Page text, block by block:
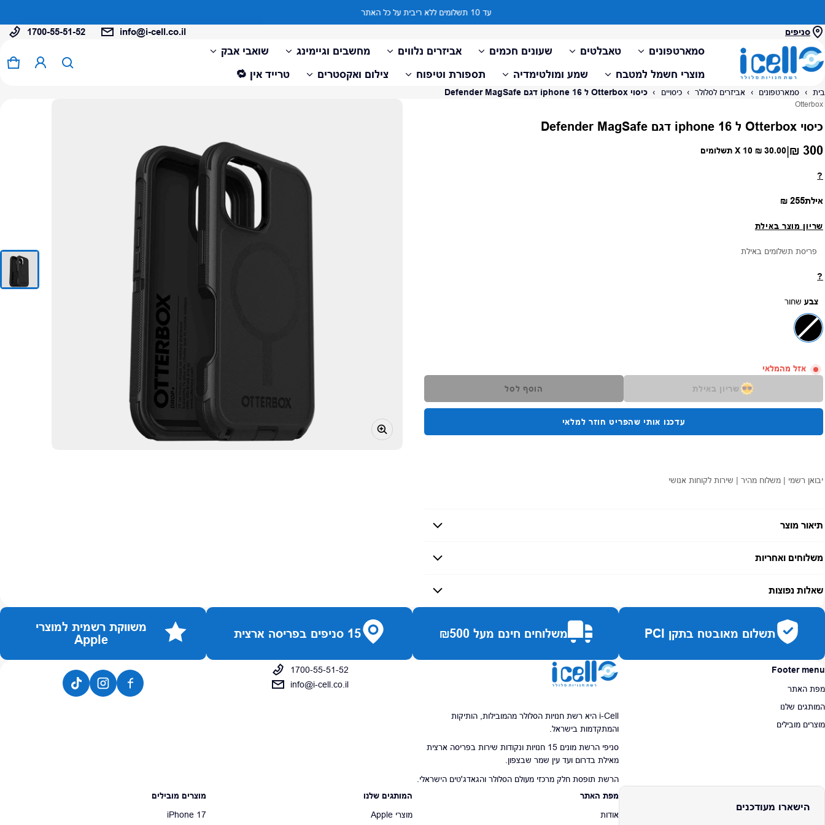
עד 10 תשלומים ללא ריבית על כל האתר
סניפים 1700-55-51-52 info@i-cell.co.il
סמארטפונים טאבלטים שעונים חכמים אביזרים נלווים מחשבים וגיימינג
שואבי אבק
מוצרי חשמל למטבח
שמע ומולטימדיה תספורת וטיפוח צילום ואקסטרים טרייד אין 🔁
0 פריטים
בית › סמארטפונים › אביזרים לסלולר › כיסויים › כיסוי Otterbox ל iphone 16 דגם Defender MagSafe
ספק:
Otterbox
כיסוי Otterbox ל iphone 16 דגם Defender MagSafe
מחיר רגיל
300 ₪
|
30.00 ₪ X 10 תשלומים
?
אילתמחיר רגיל
255 ₪
שריון מוצר באילת
פריסת תשלומים באילת
?
צבע שחור
אזל מהמלאי
שריון באילת הוסף לסל
עדכנו אותי שהפריט חוזר למלאי
יבואן רשמי | משלוח מהיר | שירות לקוחות אנושי
תיאור מוצר
משלוחים ואחריות
זמן אספקה: עד 7 ימי עסקים
שאלות נפוצות
כמה זמן משלוח?
האם ניתן לחלק תשלומים?כן, עד 10 תשלומים ללא ריבית.
תשלום מאובטח בתקן PCI משלוחים חינם מעל ₪500 15 סניפים בפריסה ארצית
משווקת רשמית למוצרי
Apple
Footer menu
מפת האתר
המותגים שלנו
מוצרים מובילים
i-Cell היא רשת חנויות הסלולר מהמובילות, הותיקות
והמתקדמות בישראל.
סניפי הרשת מונים 15 חנויות ונקודות שירות בפריסה ארצית
מאילת בדרום ועד עין שמר שבצפון.
הרשת תופסת חלק מרכזי מעולם הסלולר והגאדג'טים הישראלי.
1700-55-51-52
info@i-cell.co.il
הישארו מעודכנים
מפת האתר
אודות
המותגים שלנו
מוצרי Apple
מוצרים מובילים
iPhone 17